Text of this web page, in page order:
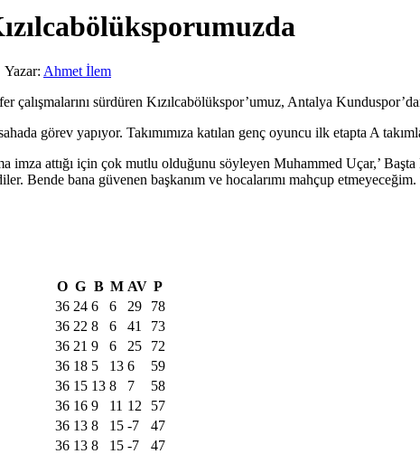
Yazar: Ahmet İlem
çalışmalarını sürdüren Kızılcabölükspor’umuz, Antalya
görev yapıyor. Takımımıza katılan genç oyuncu ilk etapta A
imza attığı için çok mutlu olduğunu söyleyen Muhammed Uçar,’
Bende bana güvenen başkanım ve hocalarımı mahçup
O G B M AV P
36 24 6 6 29
78
36 22 8 6 41
73
36 21 9 6 25
72
36 18 5 13 6
59
36 15 13 8 7
58
36 16 9 11 12
57
36 13 8 15 -7
47
36 13 8 15 -7
47